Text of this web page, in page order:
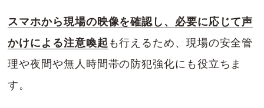
スマホから現場の映像を確認し、必要に応じて声
かけによる注意喚起 も行えるため、現場の安全管
理や夜間や無人時間帯の防犯強化にも役立ちま
す。